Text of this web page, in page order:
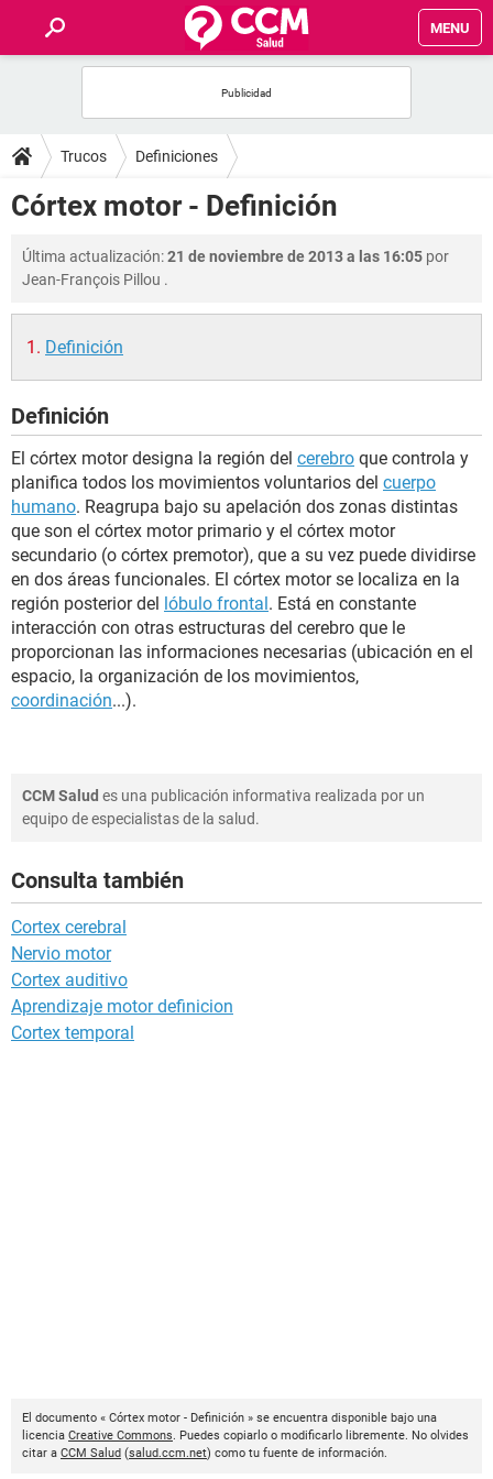
MENU
FOROS
SALUD
FAMILIA
NUTRICIÓN
SEXUALIDAD
GLOSARIO
Trucos Definiciones
Córtex motor - Definición
Última actualización:21 de noviembre de 2013 a las 16:05 por
Jean-François Pillou .
Definición
Definición
El córtex motor designa la región del cerebro que controla y
planifica todos los movimientos voluntarios del cuerpo
humano. Reagrupa bajo su apelación dos zonas distintas
que son el córtex motor primario y el córtex motor
secundario (o córtex premotor), que a su vez puede dividirse
en dos áreas funcionales. El córtex motor se localiza en la
región posterior del lóbulo frontal. Está en constante
interacción con otras estructuras del cerebro que le
proporcionan las informaciones necesarias (ubicación en el
espacio, la organización de los movimientos,
coordinación...).
CCM Salud es una publicación informativa realizada por un
equipo de especialistas de la salud.
Consulta también
Cortex cerebral
Nervio motor
Cortex auditivo
Aprendizaje motor definicion
Cortex temporal
El documento « Córtex motor - Definición » se encuentra disponible bajo una
licencia Creative Commons. Puedes copiarlo o modificarlo libremente. No olvides
citar a CCM Salud (salud.ccm.net) como tu fuente de información.